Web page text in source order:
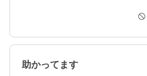
助かってます